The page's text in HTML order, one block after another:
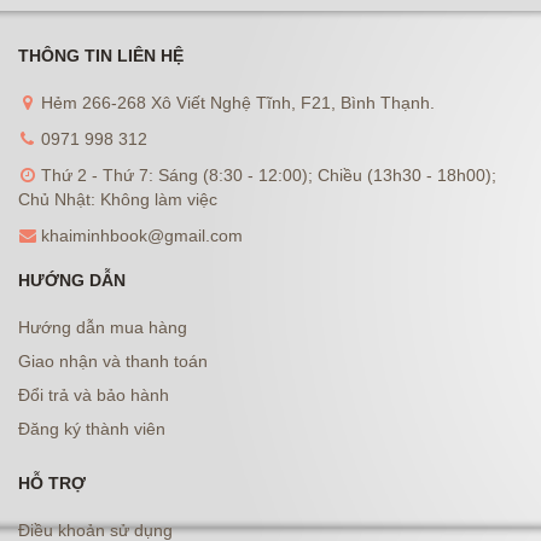
THÔNG TIN LIÊN HỆ
Hẻm 266-268 Xô Viết Nghệ Tĩnh, F21, Bình Thạnh.
0971 998 312
Thứ 2 - Thứ 7: Sáng (8:30 - 12:00); Chiều (13h30 - 18h00);
Chủ Nhật: Không làm việc
khaiminhbook@gmail.com
HƯỚNG DẪN
Hướng dẫn mua hàng
Giao nhận và thanh toán
Đổi trả và bảo hành
Đăng ký thành viên
HỖ TRỢ
Điều khoản sử dụng